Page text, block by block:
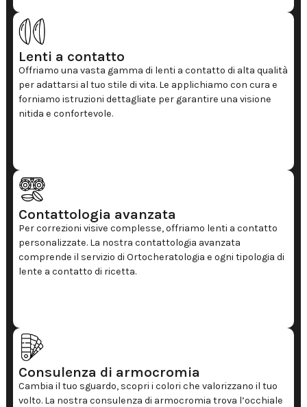
Lenti a contatto
Offriamo una vasta gamma di lenti a contatto di alta qualità
per adattarsi al tuo stile di vita. Le applichiamo con cura e
forniamo istruzioni dettagliate per garantire una visione
nitida e confortevole.
Contattologia avanzata
Per correzioni visive complesse, offriamo lenti a contatto
personalizzate. La nostra contattologia avanzata
comprende il servizio di Ortocheratologia e ogni tipologia di
lente a contatto di ricetta.
Consulenza di armocromia
Cambia il tuo sguardo, scopri i colori che valorizzano il tuo
volto. La nostra consulenza di armocromia trova l’occhiale